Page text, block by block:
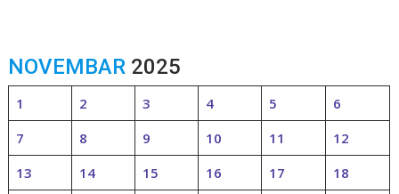
NOVEMBAR 2025
1 2 3 4 5
6
7
8 9 10 11
12
13
14 15 16 17
18